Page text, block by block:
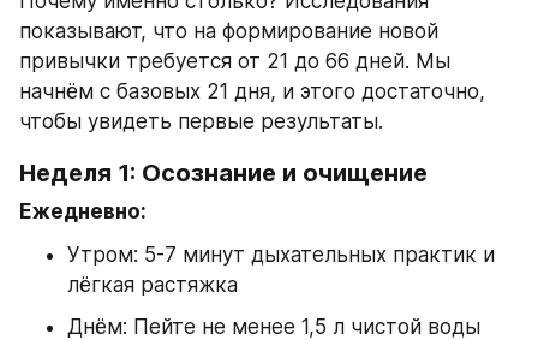
показывают, что на формирование новой
привычки требуется от 21 до 66 дней. Мы
начнём с базовых 21 дня, и этого достаточно,
чтобы увидеть первые результаты.
Неделя 1: Осознание и очищение
Ежедневно:
Утром: 5-7 минут дыхательных практик и
лёгкая растяжка
Днём: Пейте не менее 1,5 л чистой воды